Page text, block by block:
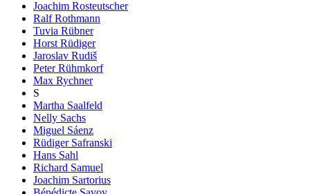
Joachim Rosteutscher
Ralf Rothmann
Tuvia Rübner
Horst Rüdiger
Jaroslav Rudiš
Peter Rühmkorf
Max Rychner
S
Martha Saalfeld
Nelly Sachs
Miguel Sáenz
Rüdiger Safranski
Hans Sahl
Richard Samuel
Joachim Sartorius